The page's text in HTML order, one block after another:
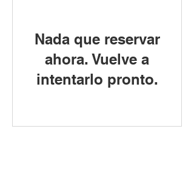
Nada que reservar
ahora. Vuelve a
intentarlo pronto.